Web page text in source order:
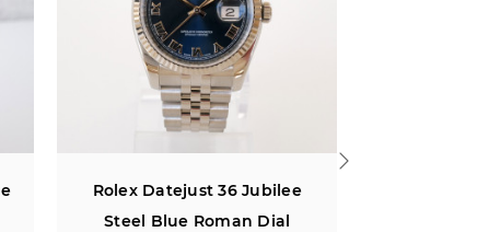
Rolex GMT-Master II Oyster
Steel Black Dial 40